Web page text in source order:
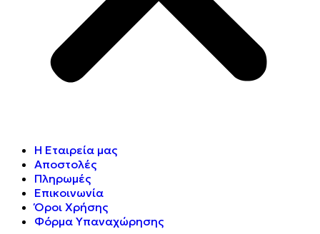
Η Εταιρεία μας
Αποστολές
Πληρωμές
Επικοινωνία
Όροι Χρήσης
Φόρμα Υπαναχώρησης